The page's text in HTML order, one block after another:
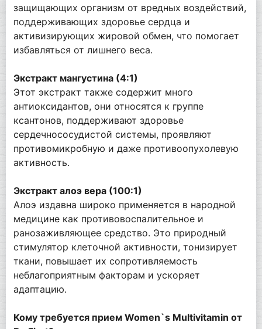
защищающих организм от вредных воздействий,
поддерживающих здоровье сердца и
активизирующих жировой обмен, что помогает
избавляться от лишнего веса.
Экстракт мангустина (4:1)
Этот экстракт также содержит много
антиоксидантов, они относятся к группе
ксантонов, поддерживают здоровье
сердечнососудистой системы, проявляют
противомикробную и даже противоопухолевую
активность.
Экстракт алоэ вера (100:1)
Алоэ издавна широко применяется в народной
медицине как противовоспалительное и
ранозаживляющее средство. Это природный
стимулятор клеточной активности, тонизирует
ткани, повышает их сопротивляемость
неблагоприятным факторам и ускоряет
адаптацию.
Кому требуется прием Women`s Multivitamin от